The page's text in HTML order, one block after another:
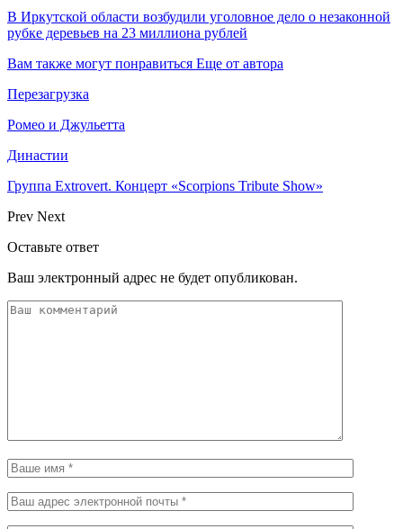
В Иркутской области возбудили уголовное дело о незаконной
рубке деревьев на 23 миллиона рублей
Вам также могут понравиться Еще от автора
Перезагрузка
Ромео и Джульетта
Династии
Группа Extrovert. Концерт «Scorpions Tribute Show»
Prev Next
Оставьте ответ
Ваш электронный адрес не будет опубликован.